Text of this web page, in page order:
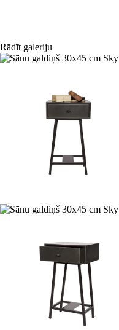
Rādīt galeriju